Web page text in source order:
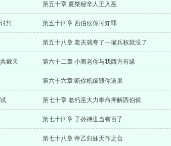
第五十章 夏桀秘辛人王入巫
封 第五十四章 西伯侯你可知罪
第五十八章 老夫就夸了一嘴兵权就没了
戴天 第六十二章 小阁老你与我西方有缘
第六十六章 断你机缘毁你道果
第七十章 老朽巫大力奉命押解西伯侯
第七十四章 子孙持世当有百子
第七十八章 帝乙归妹天作之合